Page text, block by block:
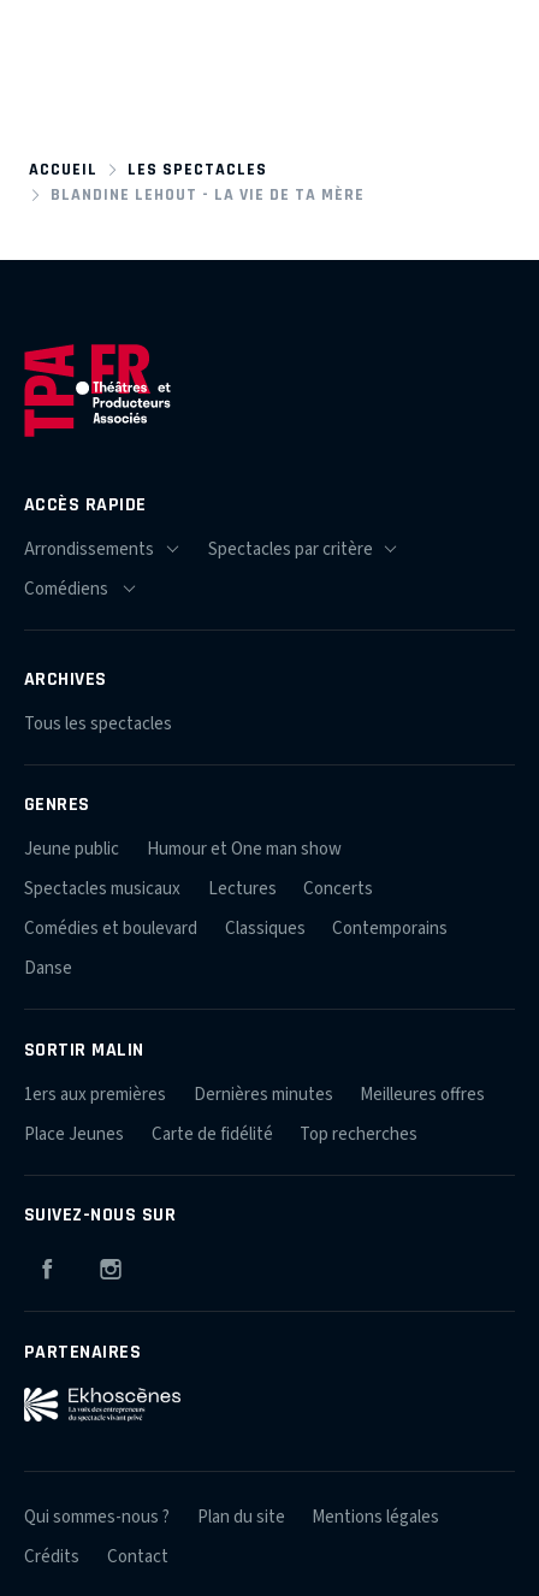
ACCUEIL
LES SPECTACLES
BLANDINE LEHOUT - LA VIE DE TA MÈRE
ACCÈS RAPIDE
ARCHIVES
Tous les spectacles
GENRES
Jeune public
Humour et One man show
Spectacles musicaux
Lectures
Concerts
Comédies et boulevard
Classiques
Contemporains
Danse
SORTIR MALIN
1ers aux premières Dernières minutes
Meilleures offres
Place Jeunes
Carte de fidélité Top recherches
SUIVEZ-NOUS SUR
Facebook
PARTENAIRES
Qui sommes-nous ? Plan du site
Mentions légales
Crédits
Contact